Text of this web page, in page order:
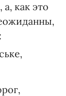
как это